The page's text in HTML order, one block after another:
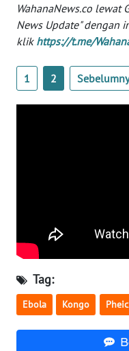
WahanaNews.co lewat
News Update" dengan
klik https://t.me/
1 2
Tag:
Ebola Kongo Pheic
INDEKS
BERITA
KONTAK
KAMI
SIBER
REDAKSI